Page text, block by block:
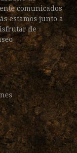
comunicados
estamos junto a
de